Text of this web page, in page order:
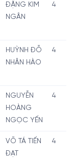
ĐẶNG KIM
NGÂN
4
HUỲNH ĐỖ
NHÂN HÀO
4
NGUYỄN
HOÀNG
NGỌC YẾN
4
VÕ TÁ TIẾN
ĐẠT
4